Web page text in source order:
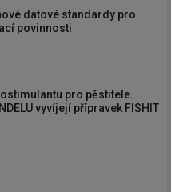
datové standardy pro
povinnosti
pro pěstitele.
vyvíjejí přípravek FISHIT